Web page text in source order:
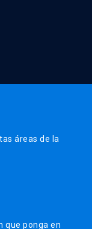
áreas de la
que ponga en